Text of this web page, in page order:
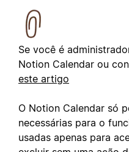
Se você é
Notion Calendar ou
este artigo
O Notion Calendar só
necessárias para o
usadas apenas para